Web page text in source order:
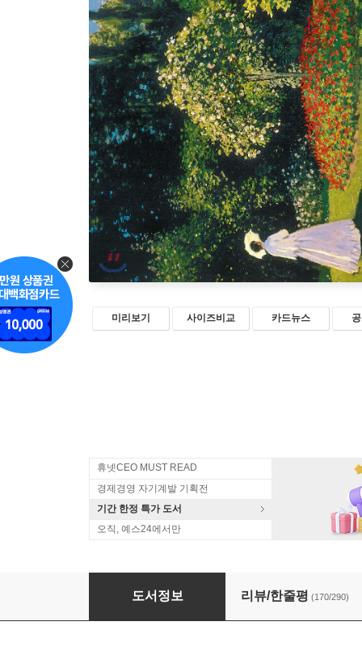
미리보기 사이즈비교 카드뉴스
휴넷CEO MUST READ
경제경영 자기계발 기획전
기간 한정 특가 도서
오직, 예스24에서만
그림의 힘 (리커버 에디션)
도서정보 리뷰/한줄평 (170/290)